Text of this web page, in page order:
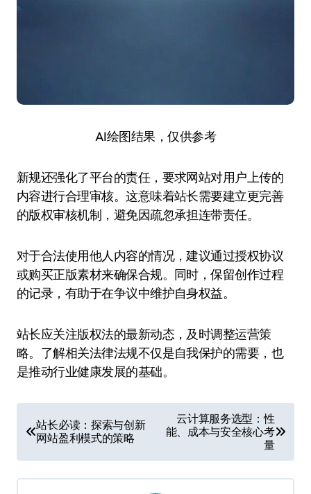
AI绘图结果，仅供参考
新规还强化了平台的责任，要求网站对用户上传的
内容进行合理审核。这意味着站长需要建立更完善
的版权审核机制，避免因疏忽承担连带责任。
对于合法使用他人内容的情况，建议通过授权协议
或购买正版素材来确保合规。同时，保留创作过程
的记录，有助于在争议中维护自身权益。
站长应关注版权法的最新动态，及时调整运营策
略。了解相关法律法规不仅是自我保护的需要，也
是推动行业健康发展的基础。
章
导
航
站长必读：探索与创新
网站盈利模式的策略
云计算服务选型：性
能、成本与安全核心考
量